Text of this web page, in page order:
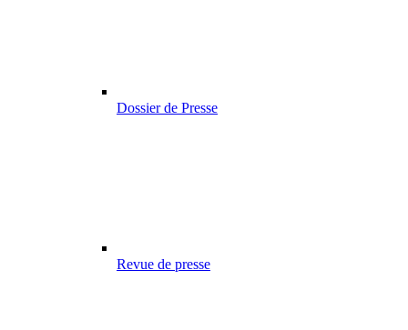
Dossier de Presse
Revue de presse